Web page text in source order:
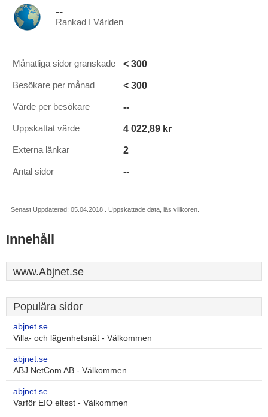
--
Rankad I Världen
Månatliga sidor granskade < 300
Besökare per månad < 300
Värde per besökare --
Uppskattat värde 4 022,89 kr
Externa länkar 2
Antal sidor --
Senast Uppdaterad: 05.04.2018 . Uppskattade data, läs villkoren.
Innehåll
www.Abjnet.se
Populära sidor
abjnet.se
Villa- och lägenhetsnät - Välkommen
abjnet.se
ABJ NetCom AB - Välkommen
abjnet.se
Varför EIO eltest - Välkommen